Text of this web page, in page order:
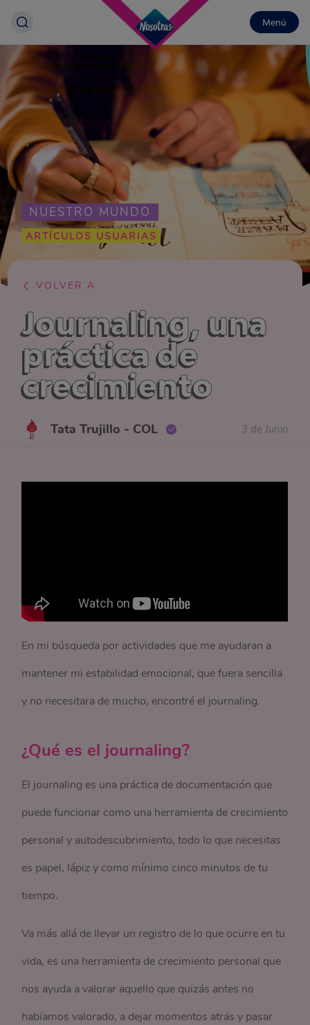
Menú
NUESTRO MUNDO
ARTÍCULOS USUARIAS
VOLVER A
Journaling, una
práctica de
crecimiento
Tata Trujillo - COL 3 de Junio
En mi búsqueda por actividades que me ayudaran a
mantener mi estabilidad emocional, que fuera sencilla
y no necesitara de mucho, encontré el journaling.
¿Qué es el journaling?
El journaling es una práctica de documentación que
puede funcionar como una herramienta de crecimiento
personal y autodescubrimiento, todo lo que necesitas
es papel, lápiz y como mínimo cinco minutos de tu
tiempo.
Va más allá de llevar un registro de lo que ocurre en tu
vida, es una herramienta de crecimiento personal que
nos ayuda a valorar aquello que quizás antes no
habíamos valorado, a dejar momentos atrás y pasar